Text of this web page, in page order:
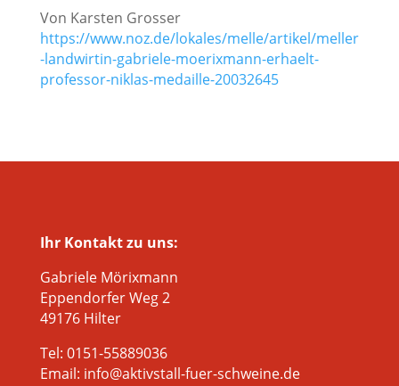
Von Karsten Grosser
https://www.noz.de/lokales/melle/artikel/meller
-landwirtin-gabriele-moerixmann-erhaelt-
professor-niklas-medaille-20032645
Ihr Kontakt zu uns:
Gabriele Mörixmann
Eppendorfer Weg 2
49176 Hilter
Tel: 0151-55889036
Email: info@aktivstall-fuer-schweine.de